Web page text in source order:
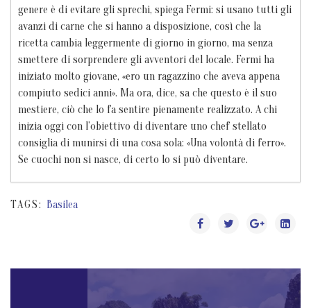
genere è di evitare gli sprechi, spiega Fermi: si usano tutti gli
avanzi di carne che si hanno a disposizione, così che la
ricetta cambia leggermente di giorno in giorno, ma senza
smettere di sorprendere gli avventori del locale. Fermi ha
iniziato molto giovane, «ero un ragazzino che aveva appena
compiuto sedici anni». Ma ora, dice, sa che questo è il suo
mestiere, ciò che lo fa sentire pienamente realizzato. A chi
inizia oggi con l’obiettivo di diventare uno chef stellato
consiglia di munirsi di una cosa sola: «Una volontà di ferro».
Se cuochi non si nasce, di certo lo si può diventare.
TAGS: Basilea